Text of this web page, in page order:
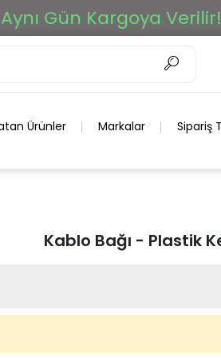
Gün Kargoya Verilir!
Ürünler Markalar Sipariş
Kablo Bağı - Plastik